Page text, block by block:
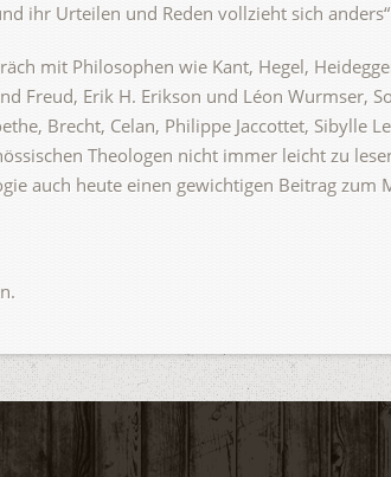
ihr Urteilen und Reden vollzieht sich
mit Philosophen wie Kant, Hegel,
Freud, Erik H. Erikson und Léon Wurmser,
Brecht, Celan, Philippe Jaccottet, Sibylle
Theologen nicht immer leicht zu
auch heute einen gewichtigen Beitrag zum